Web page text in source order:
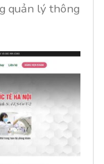
quản lý thông